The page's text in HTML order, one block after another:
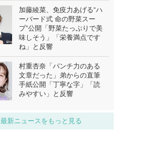
加藤綾菜、免疫力あげる“ハ
ーバード式 命の野菜スー
プ”公開「野菜たっぷりで美
味しそう」「栄養満点です
ね」と反響
村重杏奈「パンチ力のある
文章だった」弟からの直筆
手紙公開「丁寧な字」「読
みやすい」と反響
最新ニュースをもっと見る